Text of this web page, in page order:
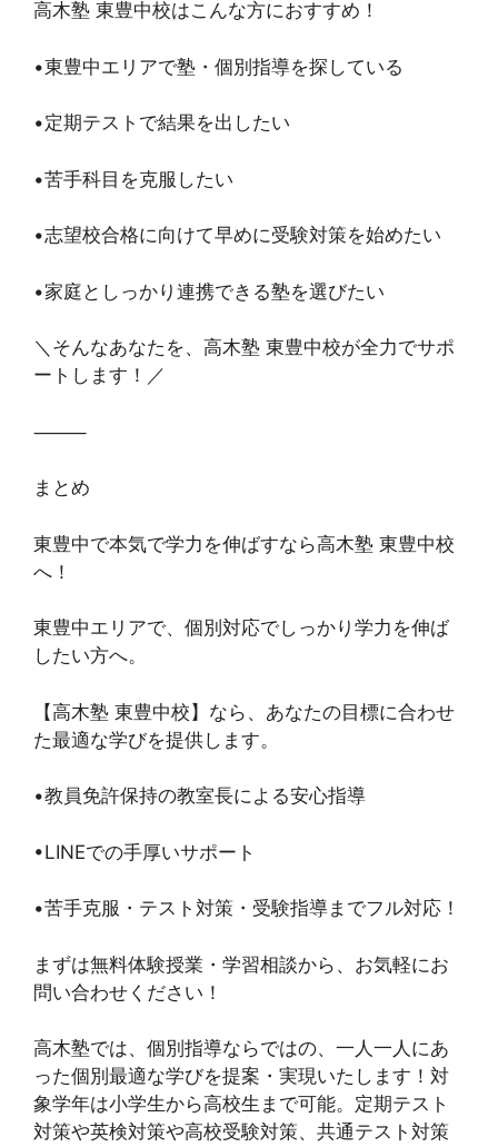
高木塾 東豊中校はこんな方におすすめ！
•東豊中エリアで塾・個別指導を探している
•定期テストで結果を出したい
•苦手科目を克服したい
•志望校合格に向けて早めに受験対策を始めたい
•家庭としっかり連携できる塾を選びたい
＼そんなあなたを、高木塾 東豊中校が全力でサポ
ートします！／
⸻
まとめ
東豊中で本気で学力を伸ばすなら高木塾 東豊中校
へ！
東豊中エリアで、個別対応でしっかり学力を伸ば
したい方へ。
【高木塾 東豊中校】なら、あなたの目標に合わせ
た最適な学びを提供します。
•教員免許保持の教室長による安心指導
•LINEでの手厚いサポート
•苦手克服・テスト対策・受験指導までフル対応！
まずは無料体験授業・学習相談から、お気軽にお
問い合わせください！
高木塾では、個別指導ならではの、一人一人にあ
った個別最適な学びを提案・実現いたします！対
象学年は小学生から高校生まで可能。定期テスト
対策や英検対策や高校受験対策、共通テスト対策